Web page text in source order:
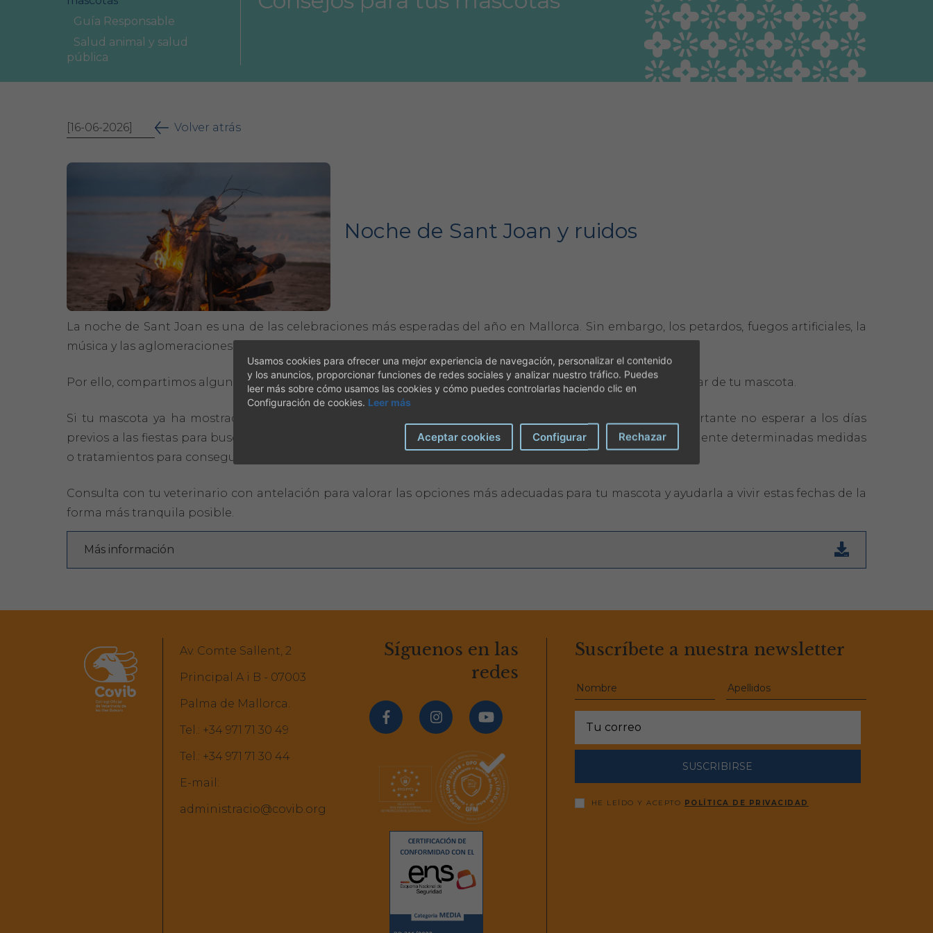
Bolsa de trabajo
Salud animal y salud
pública
Guía Responsable
Salud animal y salud
pública
[16-06-2026] Volver atrás
Noche de Sant Joan y ruidos
La noche de Sant Joan es una de las celebraciones más esperadas del año en Mallorca. Sin embargo, los petardos, fuegos artificiales, la
música y las aglomeraciones pueden generar miedo, ansiedad y estrés en muchos animales.
Por ello, compartimos algunos consejos que pueden ayudarte a preparar estas fechas y contribuir al bienestar de tu mascota.
Si tu mascota ya ha mostrado nerviosismo o miedo ante los ruidos intensos en años anteriores, es importante no esperar a los días
previos a las fiestas para buscar ayuda. Cuando ya hay estímulos, puede resultar más difícil ajustar correctamente determinadas medidas
o tratamientos para conseguir el efecto deseado.
Consulta con tu veterinario con antelación para valorar las opciones más adecuadas para tu mascota y ayudarla a vivir estas fechas de la
forma más tranquila posible.
Más información
Av. Comte Sallent, 2
Principal A i B - 07003
Palma de Mallorca.
Tel.: +34 971 71 30 49
Tel.: +34 971 71 30 44
E-mail:
administracio@covib.org
Síguenos en las
redes
Suscríbete a nuestra newsletter
SUSCRIBIRSE
HE LEÍDO Y ACEPTO POLÍTICA DE PRIVACIDAD
Usamos cookies para ofrecer una mejor experiencia de navegación, personalizar el contenido
y los anuncios, proporcionar funciones de redes sociales y analizar nuestro tráfico. Puedes
leer más sobre cómo usamos las cookies y cómo puedes controlarlas haciendo clic en
Configuración de cookies. Leer más
Aceptar cookies Configurar Rechazar